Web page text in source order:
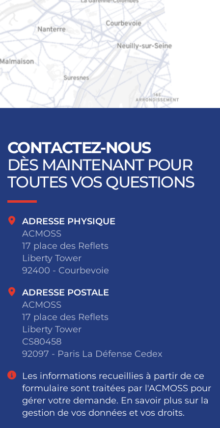
OpenStreetMap
CONTACTEZ-NOUS
DÈS MAINTENANT POUR
TOUTES VOS QUESTIONS
ADRESSE PHYSIQUE
ACMOSS
17 place des Reflets
Liberty Tower
92400 - Courbevoie
ADRESSE POSTALE
ACMOSS
17 place des Reflets
Liberty Tower
CS80458
92097 - Paris La Défense Cedex
Les informations recueillies à partir de ce
formulaire sont traitées par l'ACMOSS pour
gérer votre demande. En savoir plus sur la
gestion de vos données et vos droits.